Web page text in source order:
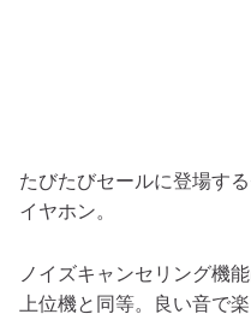
たびたびセールに登場す
イヤホン。
ノイズキャンセリング機
上位機と同等。良い音で